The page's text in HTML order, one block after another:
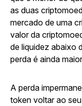
as duas
mercado de uma
valor da
de liquidez abaixo
perda é ainda
A perda
token voltar ao